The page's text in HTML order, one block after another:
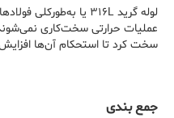
عملیات حرارتی سخت‌کاری
سخت کرد تا استحکام آن‌ها افزایش
جمع ‌بندی